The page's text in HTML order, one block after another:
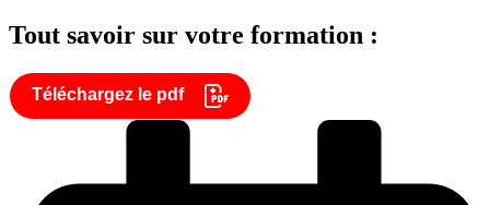
Tout savoir sur votre formation :
Téléchargez le pdf